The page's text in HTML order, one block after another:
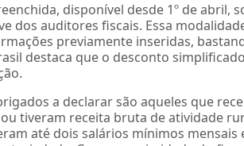
disponível desde 1º de abril,
dos auditores fiscais. Essa
previamente inseridas,
destaca que o desconto
a declarar são aqueles que
tiveram receita bruta de atividade
até dois salários mínimos mensais